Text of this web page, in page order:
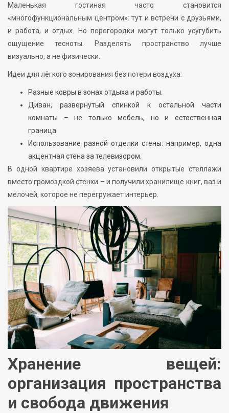
Маленькая гостиная часто становится
«многофункциональным центром»: тут и встречи с друзьями,
и работа, и отдых. Но перегородки могут только усугубить
ощущение тесноты. Разделять пространство лучше
визуально, а не физически.
Идеи для лёгкого зонирования без потери воздуха:
Разные ковры в зонах отдыха и работы.
Диван, развернутый спинкой к остальной части
комнаты – не только мебель, но и естественная
граница.
Использование разной отделки стены: например, одна
акцентная стена за телевизором.
В одной квартире хозяева установили открытые стеллажи
вместо громоздкой стенки – и получили хранилище книг, ваз и
мелочей, которое не перегружает интерьер.
Хранение вещей:
организация пространства
и свобода движения